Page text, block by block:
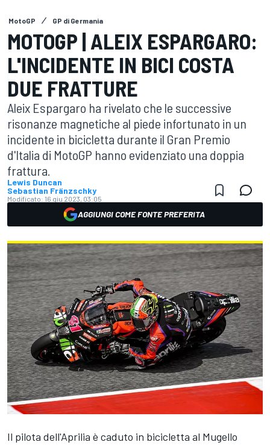
MotoGP GP di Germania
MOTOGP | ALEIX ESPARGARO:
L'INCIDENTE IN BICI COSTA
DUE FRATTURE
Aleix Espargaro ha rivelato che le successive
risonanze magnetiche al piede infortunato in un
incidente in bicicletta durante il Gran Premio
d'Italia di MotoGP hanno evidenziato una doppia
frattura.
Lewis Duncan
Sebastian Fränzschky
Modificato: 16 giu 2023, 03:05
AGGIUNGI COME FONTE PREFERITA
Il pilota dell'Aprilia è caduto in bicicletta al Mugello